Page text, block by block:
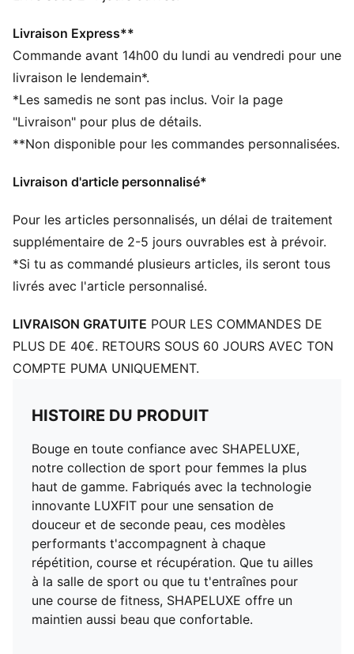
CARACTÉRISTIQUES + AVANTAGES
GESTION DE L’HUMIDITÉ : Les tissus techniques
dryCELL évacuent l'humidité pour t’aider à rester à
Confectionné avec un minimum de 50 % de matériaux
recyclés
DÉTAILS
Matière principale : Interlock
avec compression ajustée
Col : Col rond
Sans manches
Design dos nageur
Longueur : Raccourci
Livraison Express**
Commande avant 14h00 du lundi au vendredi pour une
livraison le lendemain*.
*Les samedis ne sont pas inclus. Voir la page
"Livraison" pour plus de détails.
**Non disponible pour les commandes personnalisées.
Livraison d'article personnalisé*
Pour les articles personnalisés, un délai de traitement
supplémentaire de 2-5 jours ouvrables est à prévoir.
*Si tu as commandé plusieurs articles, ils seront tous
livrés avec l'article personnalisé.
LIVRAISON GRATUITE POUR LES COMMANDES DE
PLUS DE 40€. RETOURS SOUS 60 JOURS AVEC TON
COMPTE PUMA UNIQUEMENT.
HISTOIRE DU PRODUIT
Bouge en toute confiance avec SHAPELUXE,
notre collection de sport pour femmes la plus
haut de gamme. Fabriqués avec la technologie
innovante LUXFIT pour une sensation de
douceur et de seconde peau, ces modèles
performants t'accompagnent à chaque
répétition, course et récupération. Que tu ailles
à la salle de sport ou que tu t'entraînes pour
une course de fitness, SHAPELUXE offre un
maintien aussi beau que confortable.